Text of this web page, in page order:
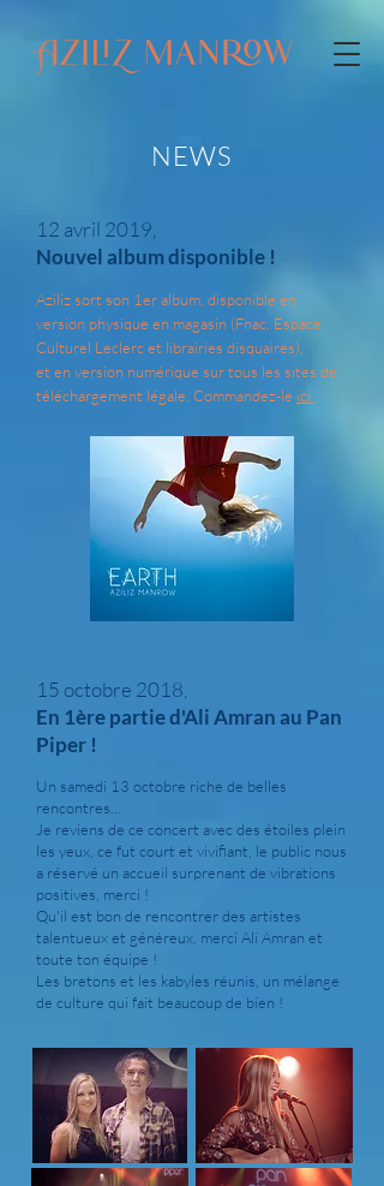
NEWS
12 avril 2019,
Nouvel album disponible !
Aziliz sort son 1er album, disponible en
version physique en magasin (Fnac, Espace
Culturel Leclerc et librairies disquaires),
et en version numérique sur tous les sites de
téléchargement légale. Commandez-le ici
15 octobre 2018,
En 1ère partie d'Ali Amran au Pan
Piper !
Un samedi 13 octobre riche de belles
rencontres...
Je reviens de ce concert avec des étoiles plein
les yeux, ce fut court et vivifiant, le public nous
a réservé un accueil surprenant de vibrations
positives, merci !
Qu'il est bon de rencontrer des artistes
talentueux et généreux, merci Ali Amran et
toute ton équipe !
Les bretons et les kabyles réunis, un mélange
de culture qui fait beaucoup de bien !